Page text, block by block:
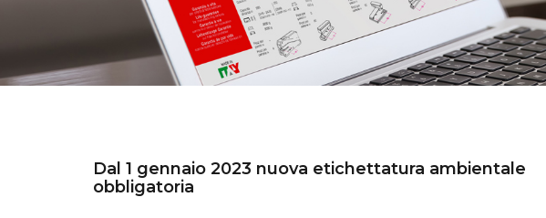
Dal 1 gennaio 2023 nuova etichettatura ambientale
obbligatoria